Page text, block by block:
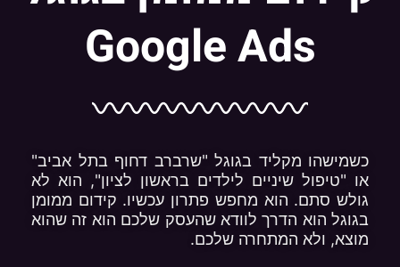
Google Ads
כשמישהו מקליד בגוגל "שרברב דחוף בתל אביב"
או "טיפול שיניים לילדים בראשון לציון", הוא לא
גולש סתם. הוא מחפש פתרון עכשיו. קידום ממומן
בגוגל הוא הדרך לוודא שהעסק שלכם הוא זה שהוא
מוצא, ולא המתחרה שלכם.